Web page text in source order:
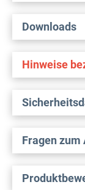
Downloads
Hinweise
Fragen